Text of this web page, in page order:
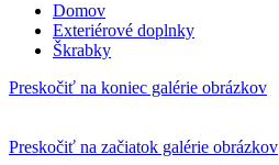
Domov
Exteriérové doplnky
Škrabky
Preskočiť na koniec galérie obrázkov
Preskočiť na začiatok galérie obrázkov